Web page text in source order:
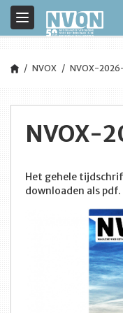
Toggle
navigation
NVOX NVOX-
NVOX-
Het gehele
downloaden als pdf.